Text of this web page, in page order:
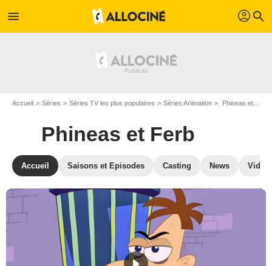
menu profil search
Accueil Séries Séries TV les plus populaires Séries Animation Phineas et Ferb
Phineas et Ferb
Accueil Saisons et Episodes Casting News